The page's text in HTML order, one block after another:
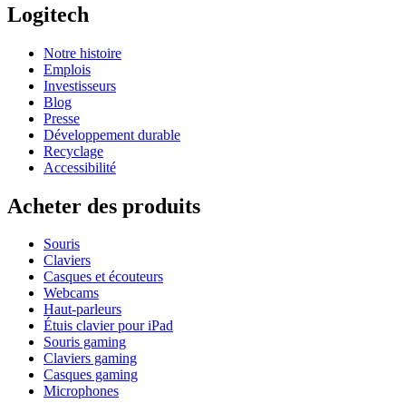
Logitech
Notre histoire
Emplois
Investisseurs
Blog
Presse
Développement durable
Recyclage
Accessibilité
Acheter des produits
Souris
Claviers
Casques et écouteurs
Webcams
Haut-parleurs
Étuis clavier pour iPad
Souris gaming
Claviers gaming
Casques gaming
Microphones